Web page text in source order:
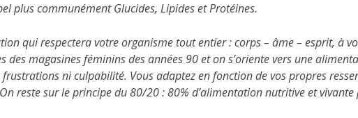
plus communément Glucides, Lipides et Protéines.
qui respectera votre organisme tout entier : corps – âme – esprit, à
des magasines féminins des années 90 et on s’oriente vers une
ni culpabilité. Vous adaptez en fonction de vos propres
reste sur le principe du 80/20 : 80% d’alimentation nutritive et vivante